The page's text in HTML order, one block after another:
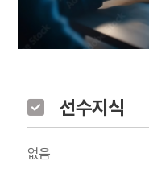
선수지식
없음